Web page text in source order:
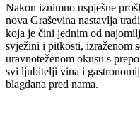
Nakon iznimno uspješne
nova Graševina nastavlja
koja je čini jednim od
svježini i pitkosti, izraženom
uravnoteženom okusu s
svi ljubitelji vina i
blagdana pred nama.